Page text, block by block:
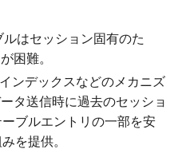
ルはセッション固有のた
困難。
ンデックスなどのメカニズ
タ送信時に過去のセッショ
ブルエントリの一部を安
を提供。